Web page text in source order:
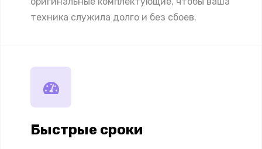
техника служила долго и без сбоев.
Быстрые сроки